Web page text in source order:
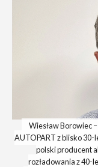
Wiesław Borowiec
AUTOPART z blisko
polski producent
rozładowania z 40-